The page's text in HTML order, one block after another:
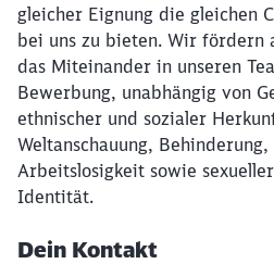
gleicher Eignung die gleichen
bei uns zu bieten. Wir fördern
das Miteinander in unseren
Bewerbung, unabhängig von
ethnischer und sozialer
Weltanschauung,
Arbeitslosigkeit sowie
Identität.
Dein Kontakt